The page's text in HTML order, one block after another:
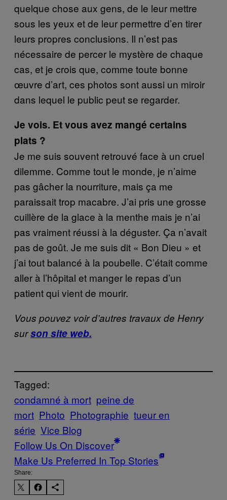
quelque chose aux gens, de le leur mettre
sous les yeux et de leur permettre d’en tirer
leurs propres conclusions. Il n’est pas
nécessaire de percer le mystère de chaque
cas, et je crois que, comme toute bonne
œuvre d’art, ces photos sont aussi un miroir
dans lequel le public peut se regarder.
Je vois. Et vous avez mangé certains
plats ?
Je me suis souvent retrouvé face à un cruel
dilemme. Comme tout le monde, je n’aime
pas gâcher la nourriture, mais ça me
paraissait trop macabre. J’ai pris une grosse
cuillère de la glace à la menthe mais je n’ai
pas vraiment réussi à la déguster. Ça n’avait
pas de goût. Je me suis dit « Bon Dieu » et
j’ai tout balancé à la poubelle. C’était comme
aller à l’hôpital et manger le repas d’un
patient qui vient de mourir.
Vous pouvez voir d’autres travaux de Henry
surson site web.
Tagged:
condamné à mort peine de
mort Photo Photographie tueur en
série Vice Blog
Follow Us On Discover
Make Us Preferred In Top Stories
Share: